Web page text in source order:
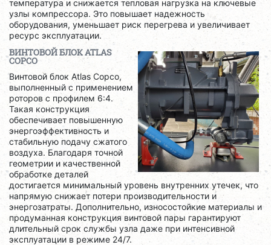
температура и снижается тепловая нагрузка на ключевые
узлы компрессора. Это повышает надежность
оборудования, уменьшает риск перегрева и увеличивает
ресурс эксплуатации.
ВИНТОВОЙ БЛОК ATLAS
COPCO
Винтовой блок Atlas Copco,
выполненный с применением
роторов с профилем 6:4.
Такая конструкция
обеспечивает повышенную
энергоэффективность и
стабильную подачу сжатого
воздуха. Благодаря точной
геометрии и качественной
обработке деталей
достигается минимальный уровень внутренних утечек, что
напрямую снижает потери производительности и
энергозатраты. Дополнительно, износостойкие материалы и
продуманная конструкция винтовой пары гарантируют
длительный срок службы узла даже при интенсивной
эксплуатации в режиме 24/7.